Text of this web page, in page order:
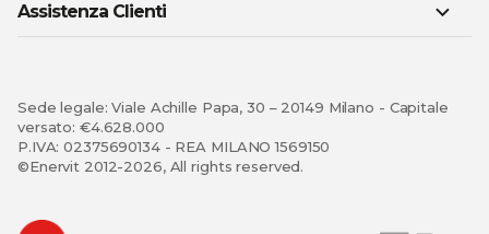
Assistenza Clienti
Sede legale: Viale Achille Papa, 30 – 20149 Milano - Capitale
versato: €4.628.000
P.IVA: 02375690134 - REA MILANO 1569150
©Enervit 2012-2026, All rights reserved.